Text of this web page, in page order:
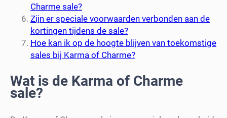
Charme sale?
Zijn er speciale voorwaarden verbonden aan de
kortingen tijdens de sale?
Hoe kan ik op de hoogte blijven van toekomstige
sales bij Karma of Charme?
Wat is de Karma of Charme
sale?